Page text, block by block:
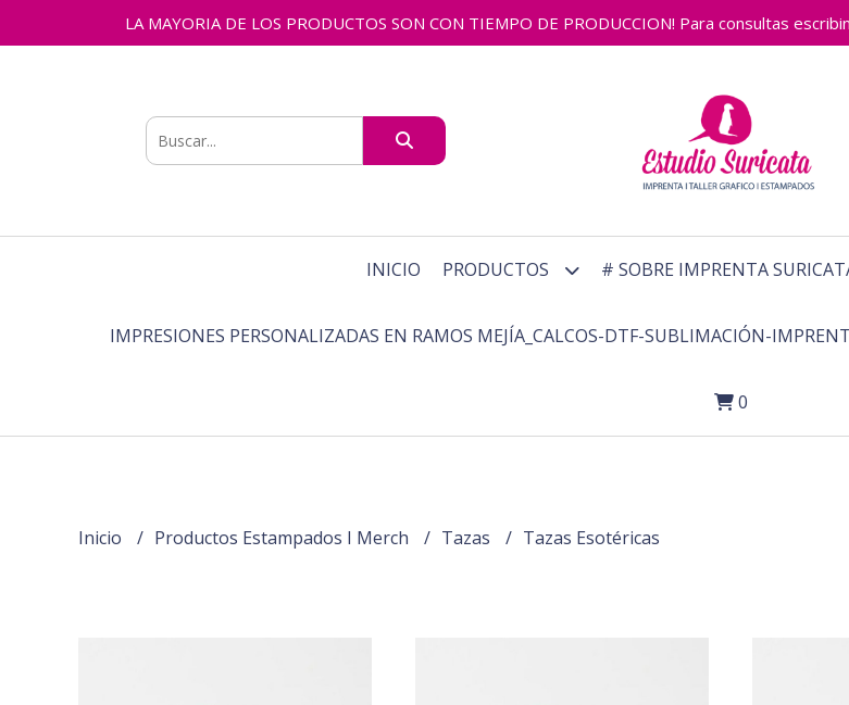
LA MAYORIA DE LOS PRODUCTOS SON CON TIEMPO DE PRODUCCION! Para consultas
INICIO PRODUCTOS # SOBRE IMPRENTA
IMPRESIONES PERSONALIZADAS EN RAMOS MEJÍA_CALCOS-DTF-SUBLIMACIÓN-
0
Inicio Productos Estampados I Merch Tazas Tazas Esotéricas